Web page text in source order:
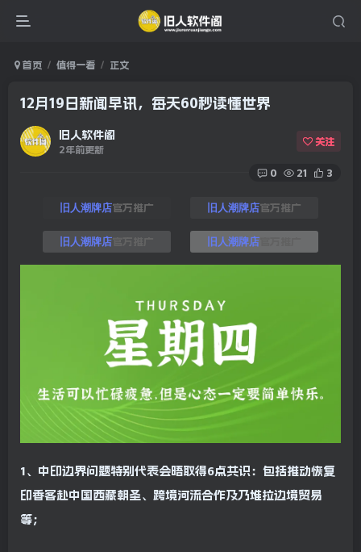
首页 值得一看 正文
12月19日新闻早讯，每天60秒读懂世界
旧人软件阁
2年前更新
关注
0 21 3
旧人潮牌店官方推广 旧人潮牌店官方推广
旧人潮牌店官方推广 旧人潮牌店
1、中印边界问题特别代表会晤取得6点共识：包括推动恢复
印香客赴中国西藏朝圣、跨境河流合作及乃堆拉边境贸易
等；